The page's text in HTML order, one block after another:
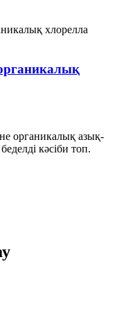
органикалық азық-
кәсіби топ.